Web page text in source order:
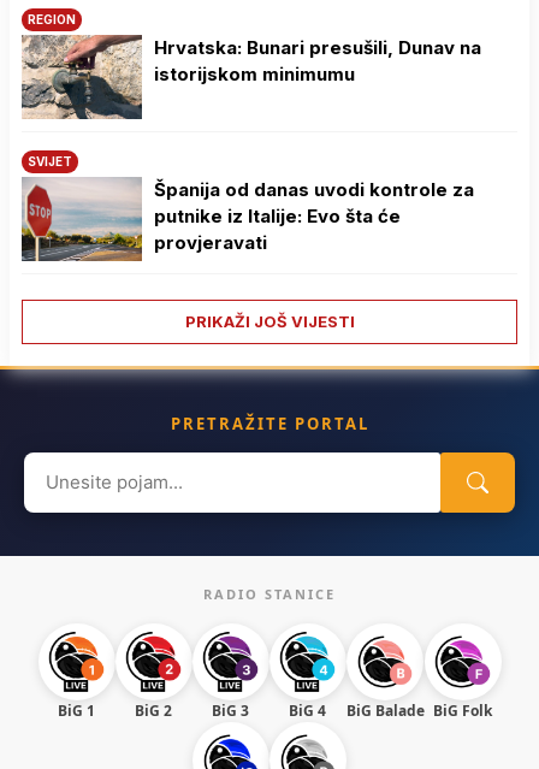
REGION
Hrvatska: Bunari presušili, Dunav na
istorijskom minimumu
SVIJET
Španija od danas uvodi kontrole za
putnike iz Italije: Evo šta će
provjeravati
PRIKAŽI JOŠ VIJESTI
PRETRAŽITE PORTAL
Search
for:
RADIO STANICE
BiG 1 BiG 2 BiG 3 BiG 4 BiG Balade BiG Folk